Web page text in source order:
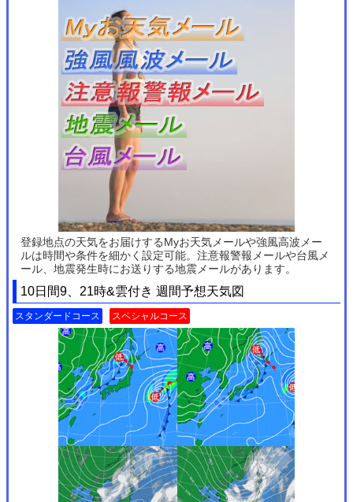
登録地点の天気をお届けするMyお天気メールや強風高波メー
ルは時間や条件を細かく設定可能。注意報警報メールや台風メ
ール、地震発生時にお送りする地震メールがあります。
10日間9、21時&雲付き 週間予想天気図
スタンダードコース スペシャルコース